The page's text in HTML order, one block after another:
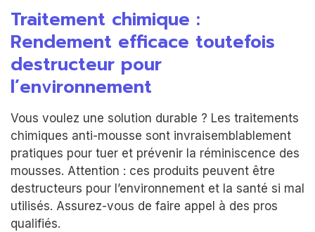
Traitement chimique :
Rendement efficace toutefois
destructeur pour
l’environnement
Vous voulez une solution durable ? Les traitements
chimiques anti-mousse sont invraisemblablement
pratiques pour tuer et prévenir la réminiscence des
mousses. Attention : ces produits peuvent être
destructeurs pour l’environnement et la santé si mal
utilisés. Assurez-vous de faire appel à des pros
qualifiés.